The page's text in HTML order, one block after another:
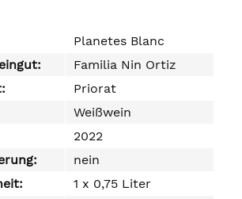
Planetes Blanc
Familia Nin Ortiz
Priorat
Weißwein
2022
nein
1 x 0,75 Liter